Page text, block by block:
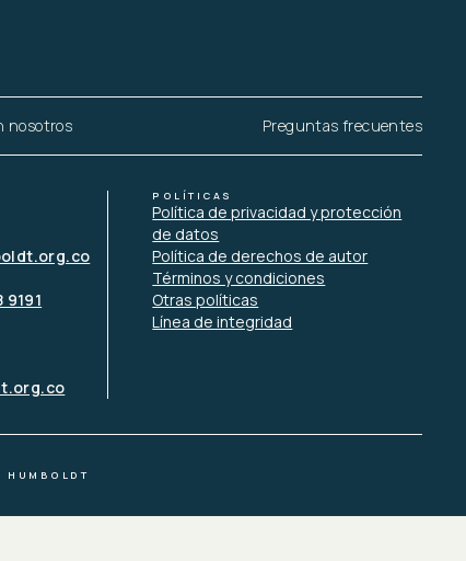
nosotros Preguntas frecuentes
9191
POLÍTICAS
Política de privacidad y protección
de datos
Política de derechos de autor
Términos y condiciones
Otras políticas
Línea de integridad